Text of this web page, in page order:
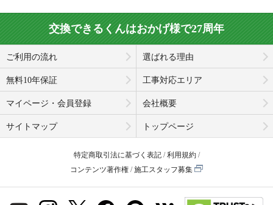
交換できるくんはおかげ様で27周年
ご利用の流れ 選ばれる理由
無料10年保証 工事対応エリア
マイページ・会員登録 会社概要
サイトマップ トップページ
特定商取引法に基づく表記
利用規約
コンテンツ著作権
施工スタッフ募集